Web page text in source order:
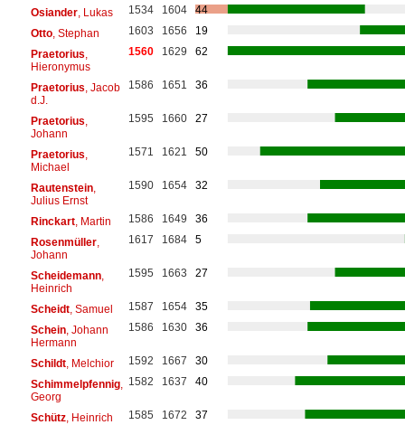
Osiander, Lukas 1534 1604
44
Otto, Stephan 1603 1656
19
Praetorius
Hieronymus
1560 1629 62
Praetorius , Jacob
d.J.
1586 1651 36
Praetorius
Johann
1595 1660 27
Praetorius
Michael
1571 1621 50
Rautenstein,
Julius Ernst
1590 1654 32
Rinckart, Martin 1586 1649
36
Rosenmüller,
Johann
1617 1684 5
Scheidemann,
Heinrich
1595 1663 27
Scheidt, Samuel 1587 1654
35
Schein, Johann
Hermann
1586 1630 36
Schildt, Melchior 1592 1667
30
Schimmelpfennig,
Georg
1582 1637 40
Schütz, Heinrich 1585 1672
37